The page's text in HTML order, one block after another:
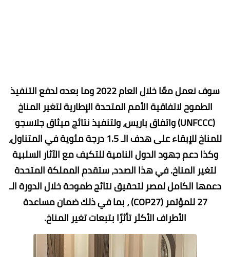
سوف نعمل معًا خلال العام 2022 وما بعده لدفع التنفيذ
الطموح لاتفاقية الأمم المتحدة الإطارية لتغير المناخ
(UNFCCC) واتفاق باريس، ولتنفيذ نتائج ميثاق جلاسجو
للمناخ للإبقاء على هدف الـ 1.5 درجة مئوية في المتناول،
وكذا دعم جهود الدول النامية للتكيف مع الآثار السلبية
لتغير المناخ. في هذا الصدد، ستقدم المملكة المتحدة
دعمها الكامل لمصر لتحقيق نتائج طموحة خلال الدورة الـ
27 للمؤتمر (COP27) ، بما في ذلك ضمان مساعدة
الأطراف الأكثر تأثرًا بتبعات تغير المناخ.